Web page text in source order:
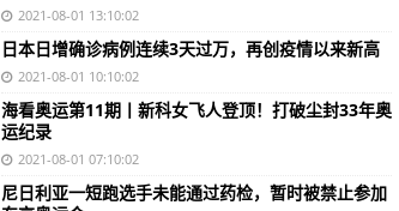
今天，这份“致敬”刷屏！
前方高能！“大哥”红旗-17带着“兄弟团”来了
致敬国家丰碑丨八一建军节 全国红色故
上阵亲兄弟，抢险子弟兵——救灾行动中
2021-08-01 13:10:02
日本日增确诊病例连续3天过万，再创疫情以来新高
2021-08-01 10:10:02
海看奥运第11期丨新科女飞人登顶！打破尘封33年奥
运纪录
2021-08-01 07:10:02
尼日利亚一短跑选手未能通过药检，暂时被禁止参加